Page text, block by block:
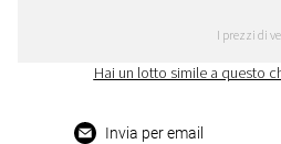
I prezzi di
Hai un lotto simile a questo
Invia per email